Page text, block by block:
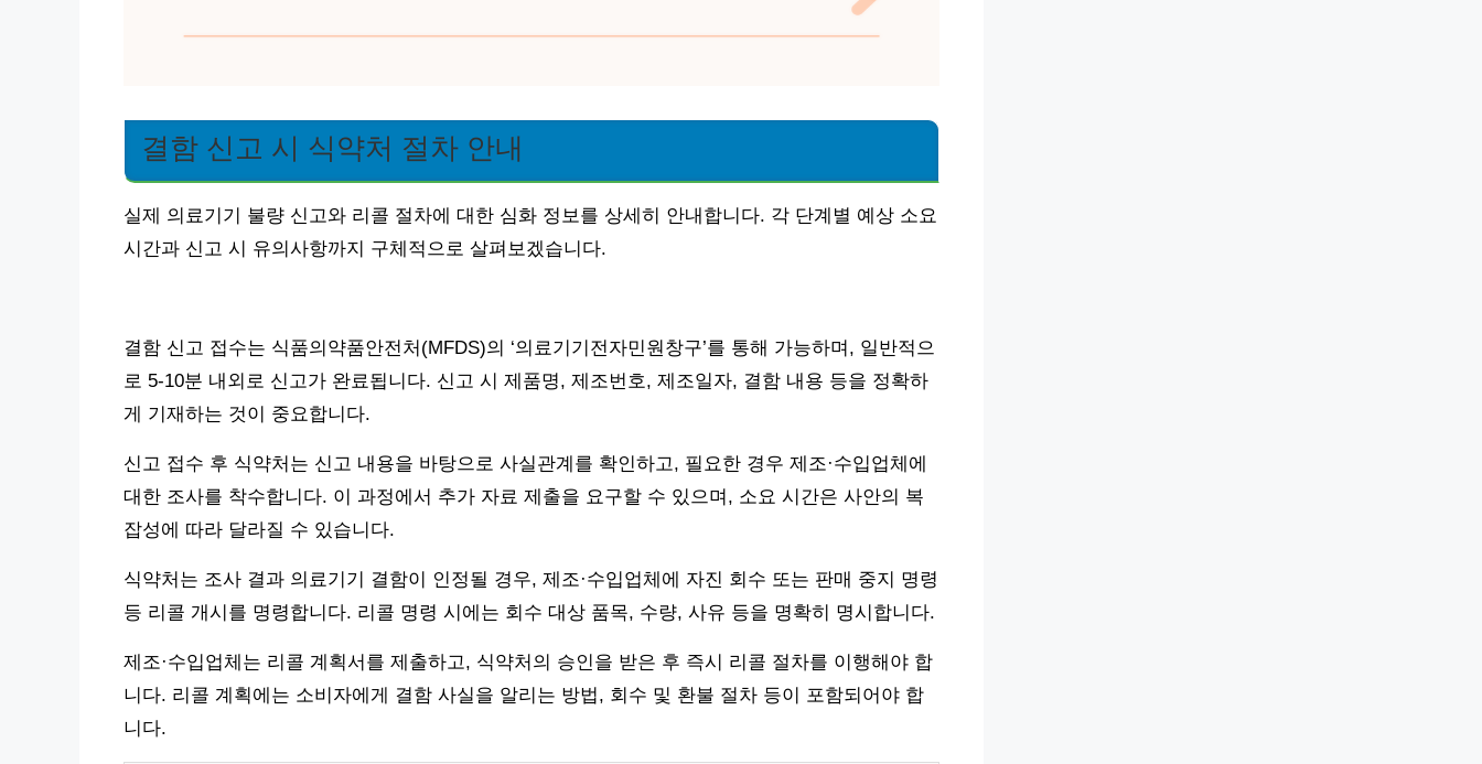
결함 신고 시 식약처 절차 안내
실제 의료기기 불량 신고와 리콜 절차에 대한 심화 정보를 상세히 안내합니다. 각 단계별 예상 소요
시간과 신고 시 유의사항까지 구체적으로 살펴보겠습니다.
결함 신고 접수는 식품의약품안전처(MFDS)의 ‘의료기기전자민원창구’를 통해 가능하며, 일반적으
로 5-10분 내외로 신고가 완료됩니다. 신고 시 제품명, 제조번호, 제조일자, 결함 내용 등을 정확하
게 기재하는 것이 중요합니다.
신고 접수 후 식약처는 신고 내용을 바탕으로 사실관계를 확인하고, 필요한 경우 제조·수입업체에
대한 조사를 착수합니다. 이 과정에서 추가 자료 제출을 요구할 수 있으며, 소요 시간은 사안의 복
잡성에 따라 달라질 수 있습니다.
식약처는 조사 결과 의료기기 결함이 인정될 경우, 제조·수입업체에 자진 회수 또는 판매 중지 명령
등 리콜 개시를 명령합니다. 리콜 명령 시에는 회수 대상 품목, 수량, 사유 등을 명확히 명시합니다.
제조·수입업체는 리콜 계획서를 제출하고, 식약처의 승인을 받은 후 즉시 리콜 절차를 이행해야 합
니다. 리콜 계획에는 소비자에게 결함 사실을 알리는 방법, 회수 및 환불 절차 등이 포함되어야 합
니다.